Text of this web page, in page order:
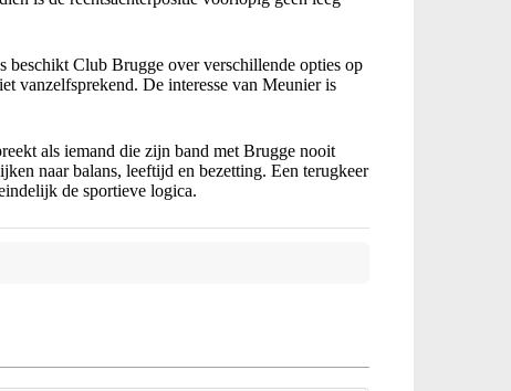
Club Brugge over verschillende opties op
vanzelfsprekend. De interesse van Meunier is
als iemand die zijn band met Brugge nooit
naar balans, leeftijd en bezetting. Een terugkeer
de sportieve logica.